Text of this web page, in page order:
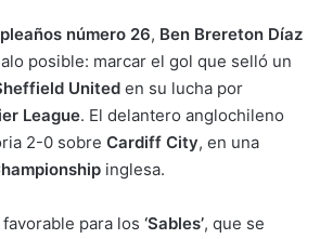
número 26, Ben Brereton Díaz
posible: marcar el gol que selló un
United en su lucha por
League. El delantero anglochileno
2-0 sobre Cardiff City, en una
inglesa.
para los ‘Sables’, que se